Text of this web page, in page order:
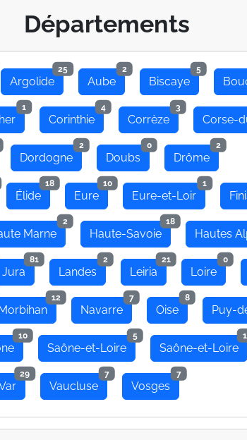
Départements
Argolide
25
Aube
2
Biscaye
5
1
Corinthie
4
Corrèze
3
Corse-
Dordogne
2
Doubs
0
Drôme
2
Élide
18
Eure
10
Eure-et-Loir
1
Marne
2
Haute-Savoie
18
Hautes
Jura
81
Landes
2
Leiria
21
Loire
0
12
Navarre
7
Oise
8
Puy-
10
Saône-et-Loire
5
Saône-et-Loire
29
Vaucluse
7
Vosges
7